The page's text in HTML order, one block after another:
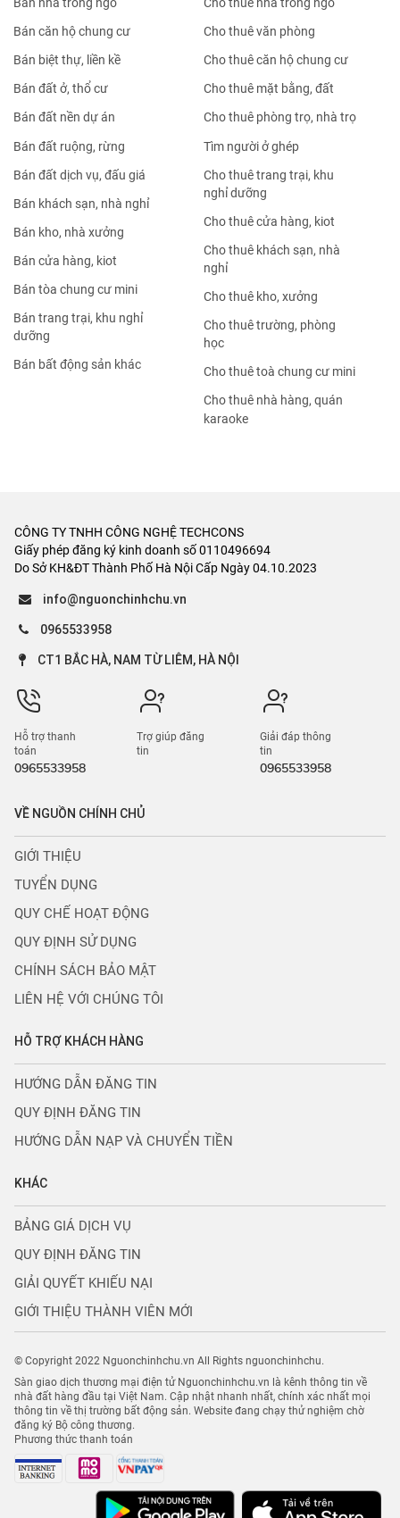
Bán căn hộ chung cư
Bán biệt thự, liền kề
Bán đất ở, thổ cư
Bán đất nền dự án
Bán đất ruộng, rừng
Bán đất dịch vụ, đấu giá
Bán khách sạn, nhà nghỉ
Bán kho, nhà xưởng
Bán cửa hàng, kiot
Bán tòa chung cư mini
Bán trang trại, khu nghỉ
dưỡng
Bán bất động sản khác
Cho thuê văn phòng
Cho thuê căn hộ chung cư
Cho thuê mặt bằng, đất
Cho thuê phòng trọ, nhà trọ
Tìm người ở ghép
Cho thuê trang trại, khu
nghỉ dưỡng
Cho thuê cửa hàng, kiot
Cho thuê khách sạn, nhà
nghỉ
Cho thuê kho, xưởng
Cho thuê trường, phòng
học
Cho thuê toà chung cư mini
Cho thuê nhà hàng, quán
karaoke
CÔNG TY TNHH CÔNG NGHỆ TECHCONS
Giấy phép đăng ký kinh doanh số 0110496694
Do Sở KH&ĐT Thành Phố Hà Nội Cấp Ngày 04.10.2023
info@nguonchinhchu.vn
0965533958
CT1 BẮC HÀ, NAM TỪ LIÊM, HÀ NỘI
Hỗ trợ thanh
toán
0965533958
Trợ giúp đăng
tin
Giải đáp thông
tin
0965533958
VỀ NGUỒN CHÍNH CHỦ
GIỚI THIỆU
TUYỂN DỤNG
QUY CHẾ HOẠT ĐỘNG
QUY ĐỊNH SỬ DỤNG
CHÍNH SÁCH BẢO MẬT
LIÊN HỆ VỚI CHÚNG TÔI
HỖ TRỢ KHÁCH HÀNG
HƯỚNG DẪN ĐĂNG TIN
QUY ĐỊNH ĐĂNG TIN
HƯỚNG DẪN NẠP VÀ CHUYỂN TIỀN
KHÁC
BẢNG GIÁ DỊCH VỤ
QUY ĐỊNH ĐĂNG TIN
GIẢI QUYẾT KHIẾU NẠI
GIỚI THIỆU THÀNH VIÊN MỚI
© Copyright 2022 Nguonchinhchu.vn All Rights nguonchinhchu.
Sàn giao dịch thương mại điện tử Nguonchinhchu.vn là kênh thông tin về
nhà đất hàng đầu tại Việt Nam. Cập nhật nhanh nhất, chính xác nhất mọi
thông tin về thị trường bất động sản. Website đang chạy thử nghiệm chờ
đăng ký Bộ công thương.
Phương thức thanh toán